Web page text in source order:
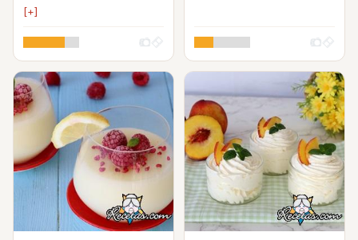
[+]